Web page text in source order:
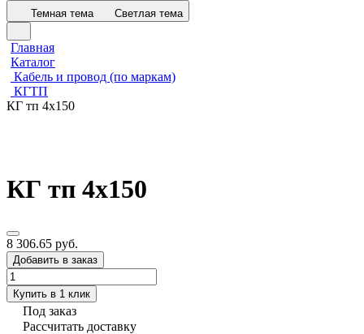
Темная тема Светлая тема
Главная
Каталог
Кабель и провод (по маркам)
КГТП
КГ тп 4х150
КГ тп 4х150
8 306.65 руб.
Добавить в заказ
Купить в 1 клик
Под заказ
Рассчитать доставку